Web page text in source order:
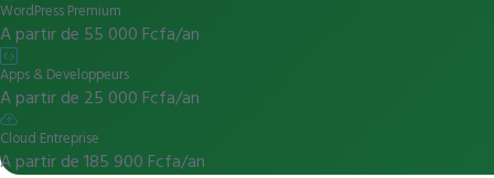
WordPress Premium
A partir de 55 000 Fcfa/an
Apps & Developpeurs
A partir de 25 000 Fcfa/an
Cloud Entreprise
A partir de 185 900 Fcfa/an